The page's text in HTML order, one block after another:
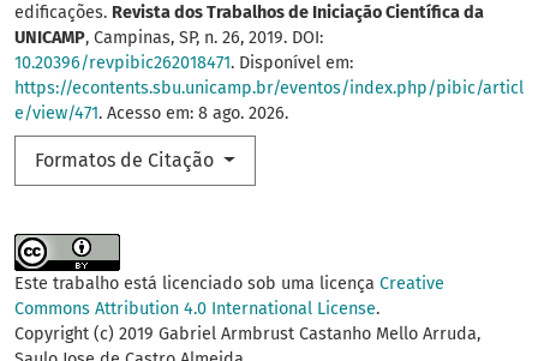
edificações. Revista dos Trabalhos de Iniciação Científica da
UNICAMP, Campinas, SP, n. 26, 2019. DOI:
10.20396/revpibic262018471. Disponível em:
https://econtents.sbu.unicamp.br/eventos/index.php/pibic/articl
e/view/471. Acesso em: 8 ago. 2026.
Formatos de Citação
Este trabalho está licenciado sob uma licença Creative
Commons Attribution 4.0 International License.
Copyright (c) 2019 Gabriel Armbrust Castanho Mello Arruda,